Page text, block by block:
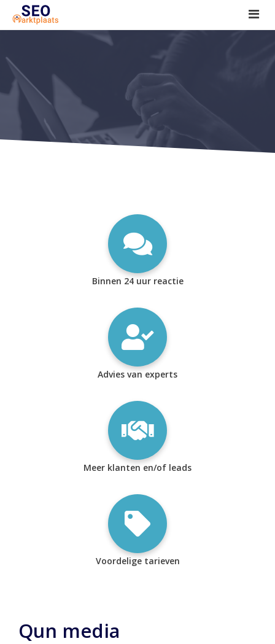
SEO tools reviews
Marketeer bij jou in de buurt?
Offerte
1. Seo voor beginners +
2. Onderzoeken +
Binnen 24 uur reactie
Advies van experts
Meer klanten en/of leads
Voordelige tarieven
Qun media